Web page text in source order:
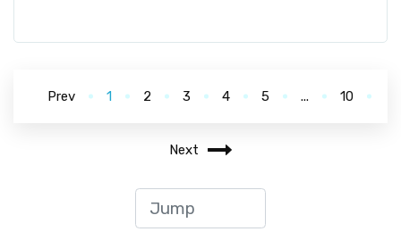
Prev 1 2 3 4 5 ... 10
Next